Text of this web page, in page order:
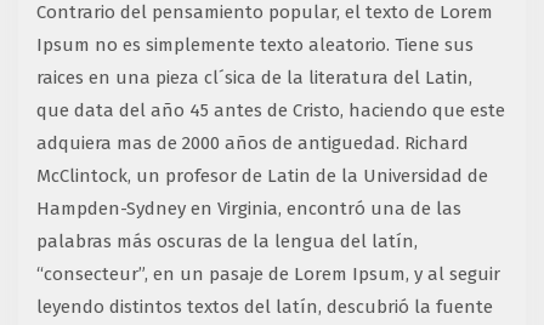
Contrario del pensamiento popular, el texto de Lorem
Ipsum no es simplemente texto aleatorio. Tiene sus
raices en una pieza cl´sica de la literatura del Latin,
que data del año 45 antes de Cristo, haciendo que este
adquiera mas de 2000 años de antiguedad. Richard
McClintock, un profesor de Latin de la Universidad de
Hampden-Sydney en Virginia, encontró una de las
palabras más oscuras de la lengua del latín,
“consecteur”, en un pasaje de Lorem Ipsum, y al seguir
leyendo distintos textos del latín, descubrió la fuente